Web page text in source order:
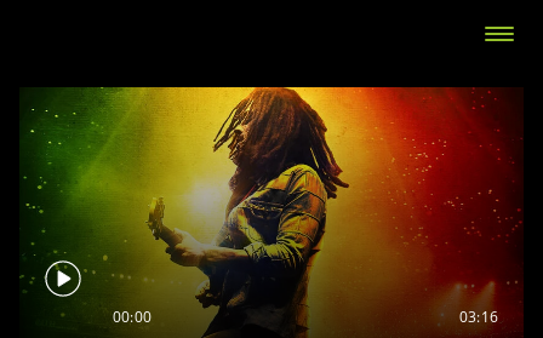
00:00 03:16